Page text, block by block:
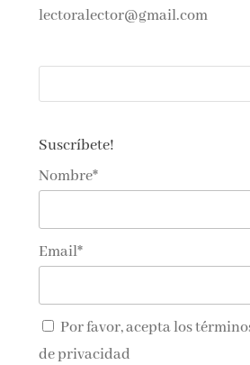
lectoralector@gmail.com
Suscríbete!
Nombre*
Email*
Por favor, acepta los
de privacidad